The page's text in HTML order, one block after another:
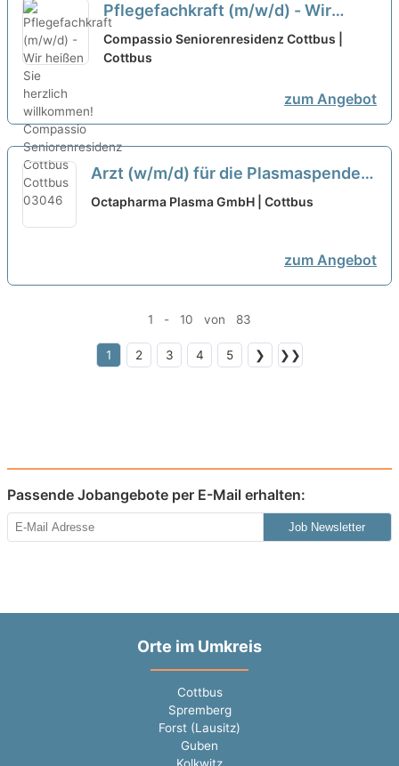
Pflegefachkraft (m/w/d) - Wir
heißen Sie herzlich willkommen!
neu
Compassio Seniorenresidenz Cottbus |
Cottbus
zum Angebot
Arzt (w/m/d) für die Plasmaspende
neu
Octapharma Plasma GmbH | Cottbus
zum Angebot
1 - 10 von 83
1 2 3 4 5 ❯ ❯❯
Passende Jobangebote per E-Mail erhalten:
Job Newsletter
Orte im Umkreis
Cottbus
Spremberg
Forst (Lausitz)
Guben